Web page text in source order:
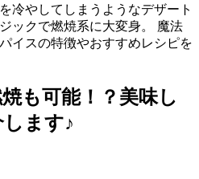
冷やしてしまうようなデザート
ックで燃焼系に大変身。 魔法
イスの特徴やおすすめレシピを
も可能！？美味し
ます♪